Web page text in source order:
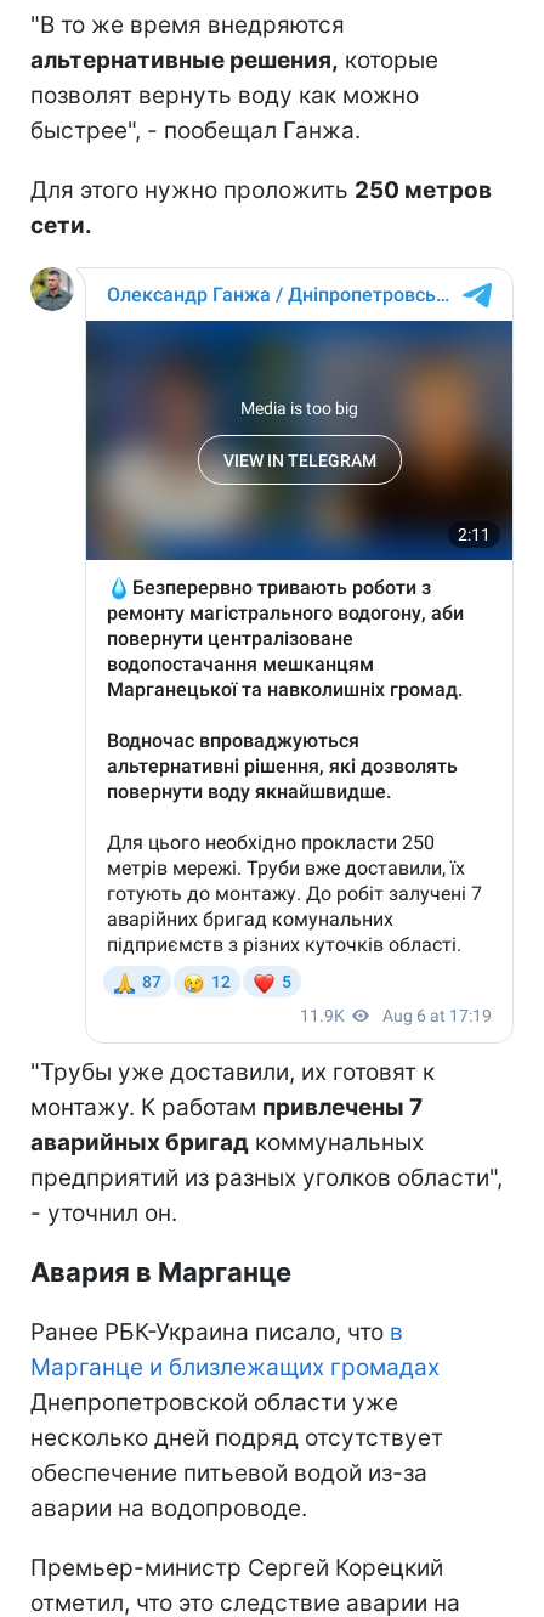
"В то же время внедряются
альтернативные решения, которые
позволят вернуть воду как можно
быстрее", - пообещал Ганжа.
Для этого нужно проложить 250 метров
сети.
"Трубы уже доставили, их готовят к
монтажу. К работам привлечены 7
аварийных бригад коммунальных
предприятий из разных уголков области",
- уточнил он.
Авария в Марганце
Ранее РБК-Украина писало, что в
Марганце и близлежащих громадах
Днепропетровской области уже
несколько дней подряд отсутствует
обеспечение питьевой водой из-за
аварии на водопроводе.
Премьер-министр Сергей Корецкий
отметил, что это следствие аварии на